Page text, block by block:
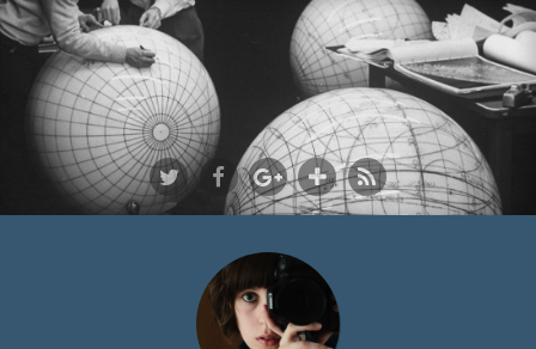
Ich bin Fyn,
23, und
wohne in